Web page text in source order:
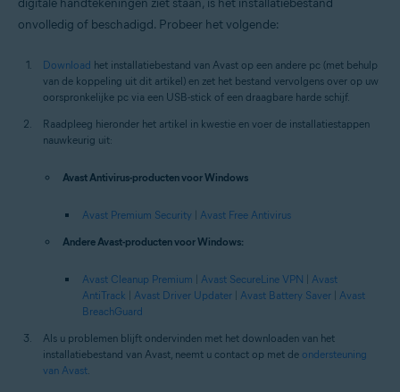
onvolledig of beschadigd. Probeer het volgende:
Download het installatiebestand van Avast op een andere pc (met behulp
van de koppeling uit dit artikel) en zet het bestand vervolgens over op uw
oorspronkelijke pc via een USB-stick of een draagbare harde schijf.
Raadpleeg hieronder het artikel in kwestie en voer de installatiestappen
nauwkeurig uit:
Avast Antivirus-producten voor Windows
Avast Premium Security | Avast Free Antivirus
Andere Avast-producten voor Windows:
Avast Cleanup Premium | Avast SecureLine VPN | Avast
AntiTrack | Avast Driver Updater | Avast Battery Saver | Avast
BreachGuard
Als u problemen blijft ondervinden met het downloaden van het
installatiebestand van Avast, neemt u contact op met de ondersteuning
van Avast